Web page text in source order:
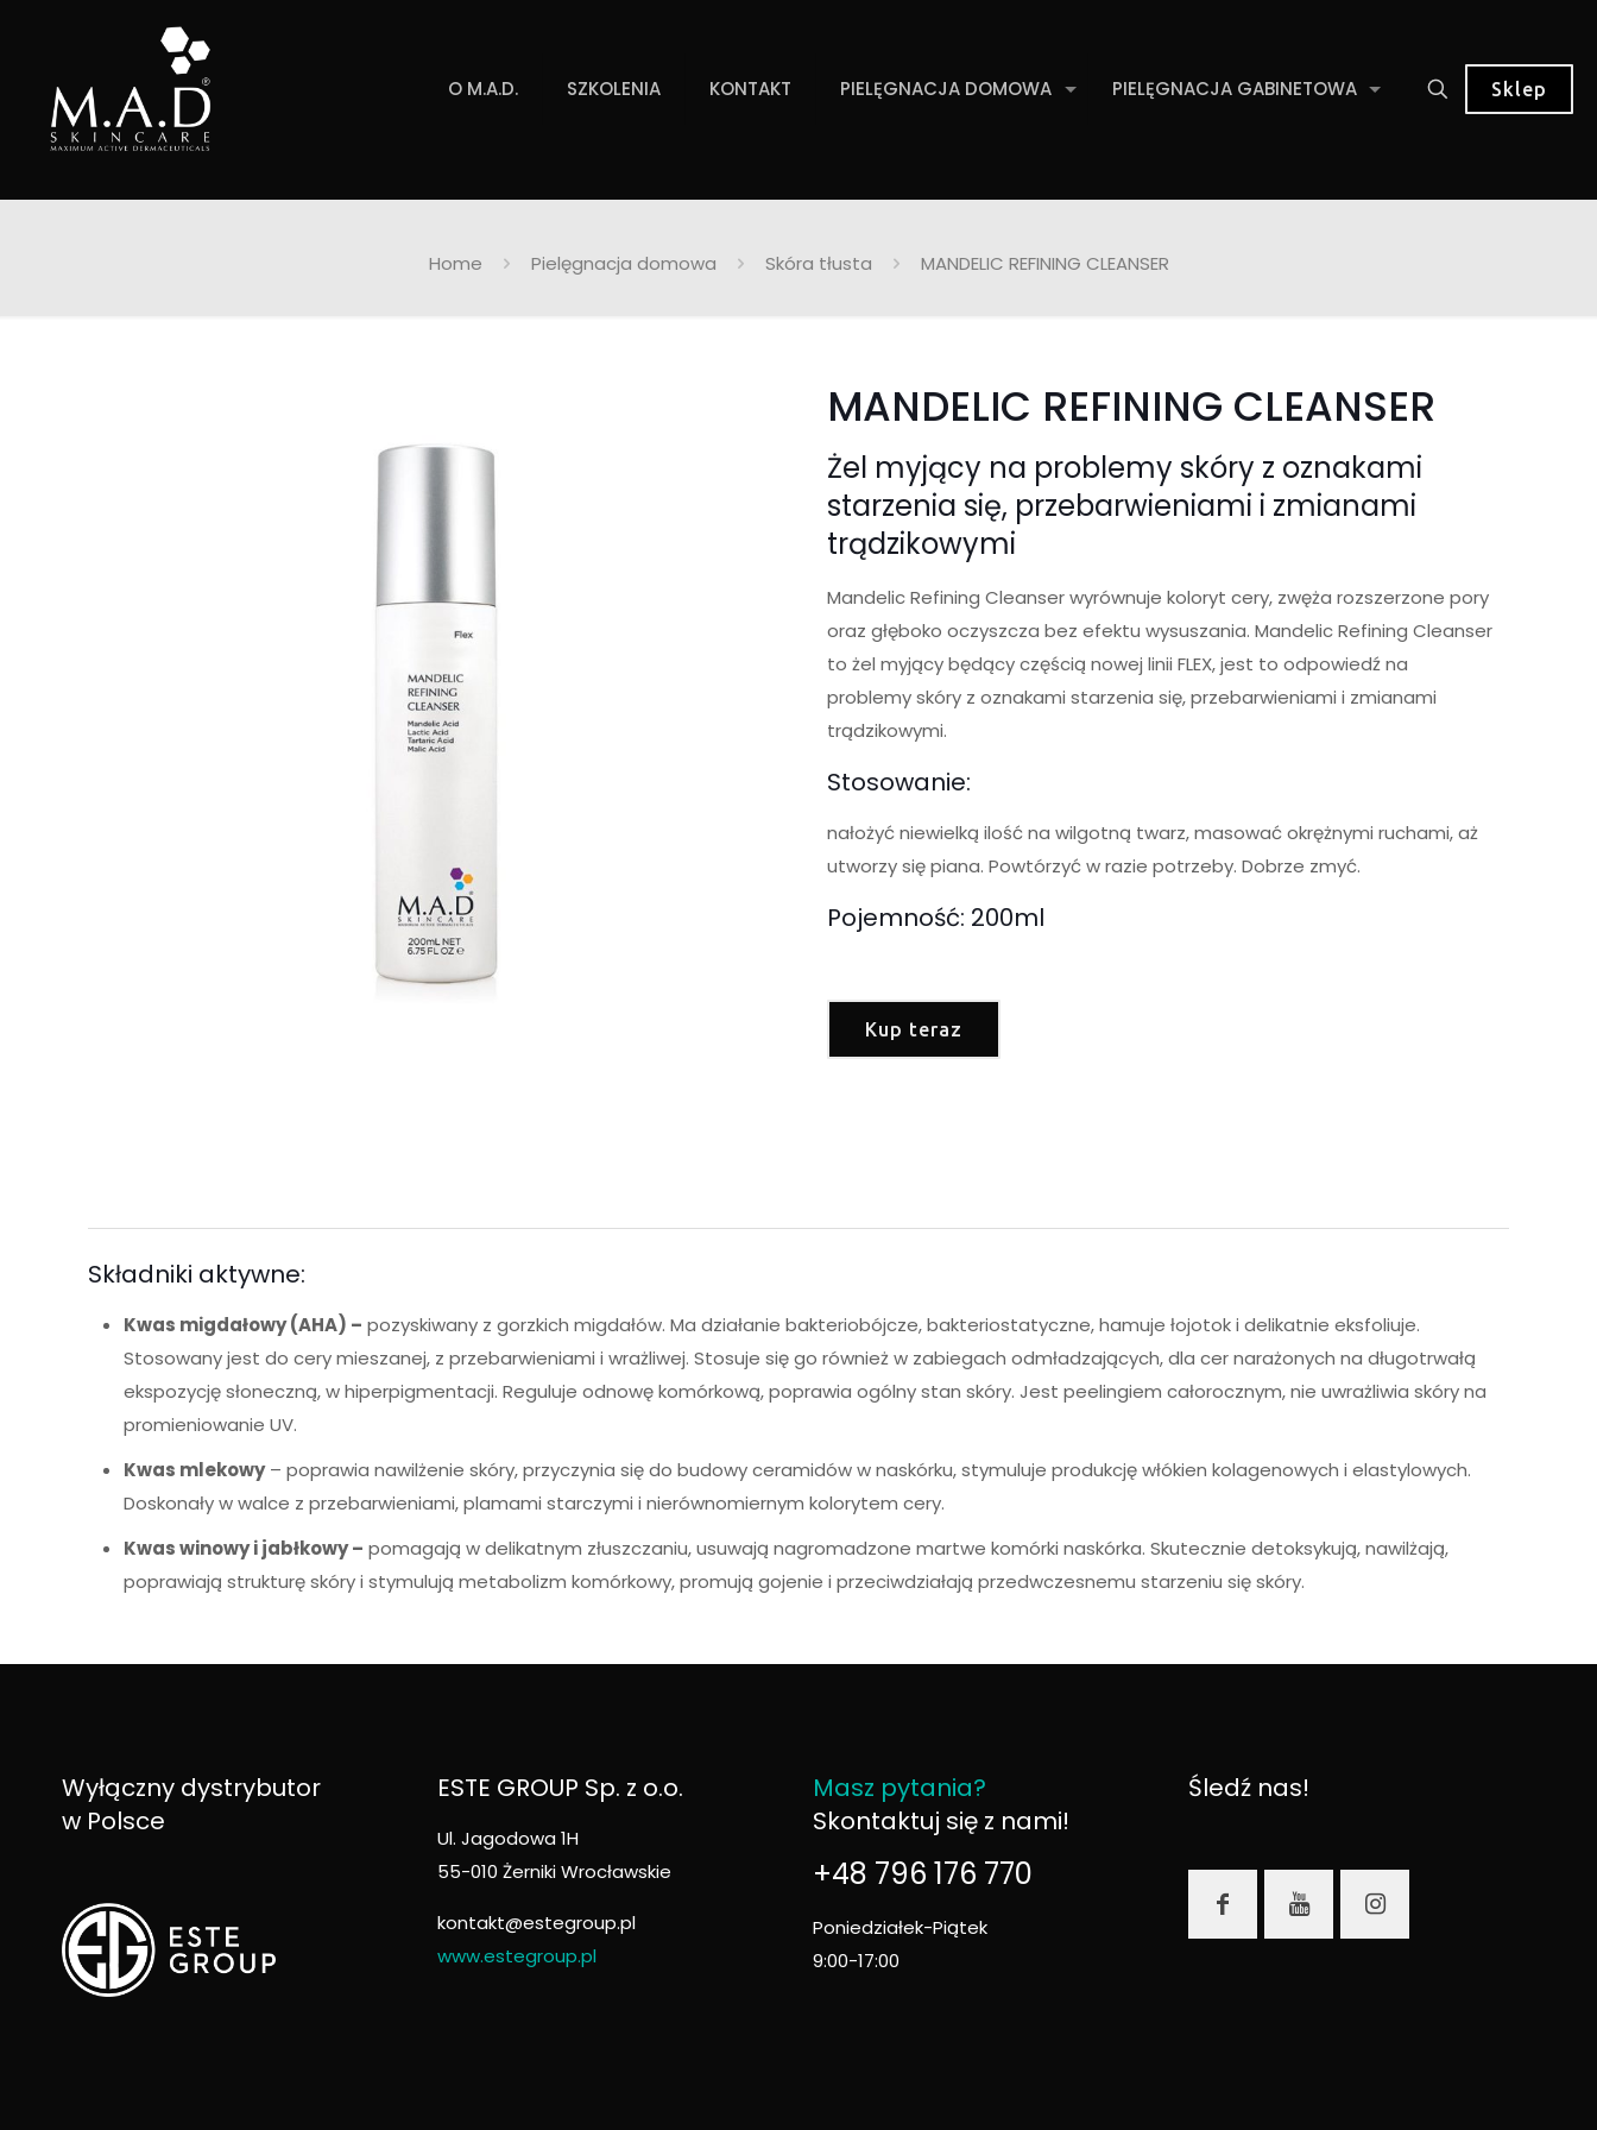
O M.A.D. SZKOLENIA KONTAKT PIELĘGNACJA DOMOWA PIELĘGNACJA GABINETOWA Sklep
Home Pielęgnacja domowa Skóra tłusta MANDELIC REFINING CLEANSER
MANDELIC REFINING CLEANSER
Żel myjący na problemy skóry z oznakami
starzenia się, przebarwieniami i zmianami
trądzikowymi
Mandelic Refining Cleanser wyrównuje koloryt cery, zwęża rozszerzone pory
oraz głęboko oczyszcza bez efektu wysuszania. Mandelic Refining Cleanser
to żel myjący będący częścią nowej linii FLEX, jest to odpowiedź na
problemy skóry z oznakami starzenia się, przebarwieniami i zmianami
trądzikowymi.
Stosowanie:
nałożyć niewielką ilość na wilgotną twarz, masować okrężnymi ruchami, aż
utworzy się piana. Powtórzyć w razie potrzeby. Dobrze zmyć.
Pojemność: 200ml
Kup teraz
Składniki aktywne:
Kwas migdałowy (AHA) – pozyskiwany z gorzkich migdałów. Ma działanie bakteriobójcze, bakteriostatyczne, hamuje łojotok i delikatnie eksfoliuje.
Stosowany jest do cery mieszanej, z przebarwieniami i wrażliwej. Stosuje się go również w zabiegach odmładzających, dla cer narażonych na długotrwałą
ekspozycję słoneczną, w hiperpigmentacji. Reguluje odnowę komórkową, poprawia ogólny stan skóry. Jest peelingiem całorocznym, nie uwrażliwia skóry na
promieniowanie UV.
Kwas mlekowy– poprawia nawilżenie skóry, przyczynia się do budowy ceramidów w naskórku, stymuluje produkcję włókien kolagenowych i elastylowych.
Doskonały w walce z przebarwieniami, plamami starczymi i nierównomiernym kolorytem cery.
Kwas winowy i jabłkowy – pomagają w delikatnym złuszczaniu, usuwają nagromadzone martwe komórki naskórka. Skutecznie detoksykują, nawilżają,
poprawiają strukturę skóry i stymulują metabolizm komórkowy, promują gojenie i przeciwdziałają przedwczesnemu starzeniu się skóry.
Wyłączny dystrybutor
w Polsce
ESTE GROUP Sp. z o.o.
Ul. Jagodowa 1H
55-010 Żerniki Wrocławskie
kontakt@estegroup.pl
www.estegroup.pl
Masz pytania?
Skontaktuj się z nami!
+48 796 176 770
Poniedziałek-Piątek
9:00-17:00
Śledź nas!